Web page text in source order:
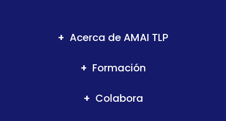
Acerca de AMAI TLP
Formación
Colabora